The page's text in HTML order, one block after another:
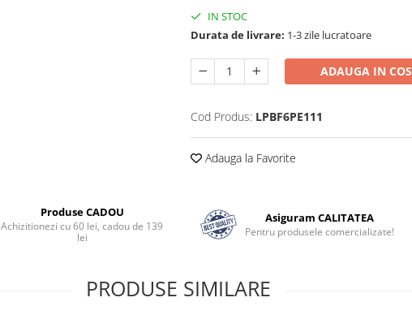
IN STOC
Durata de livrare: 1-3 zile lucratoare
ADAUGA IN COS
Cod Produs: LPBF6PE111
Adauga la Favorite
Produse CADOU
Achizitionezi cu 60 lei, cadou de 139
lei
Asiguram CALITATEA
Pentru produsele comercializate!
PRODUSE SIMILARE